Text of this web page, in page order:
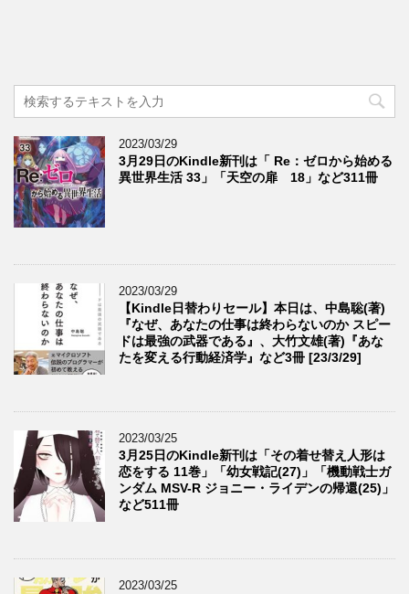
2023/03/29
3月29日のKindle新刊は「 Re：ゼロから始める
異世界生活 33」「天空の扉 18」など311冊
2023/03/29
【Kindle日替わりセール】本日は、中島聡(著)
『なぜ、あなたの仕事は終わらないのか スピー
ドは最強の武器である』、大竹文雄(著)『あな
たを変える行動経済学』など3冊 [23/3/29]
2023/03/25
3月25日のKindle新刊は「その着せ替え人形は
恋をする 11巻」「幼女戦記(27)」「機動戦士ガ
ンダム MSV-R ジョニー・ライデンの帰還(25)」
など511冊
2023/03/25